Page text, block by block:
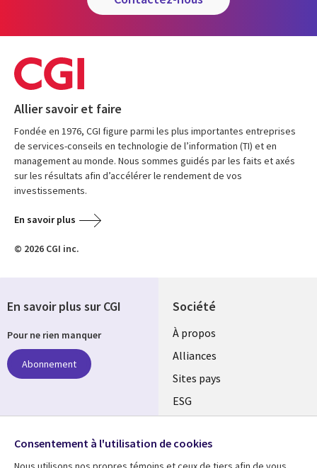
Allier savoir et faire
Fondée en 1976, CGI figure parmi les plus importantes entreprises
de services-conseils en technologie de l’information (TI) et en
management au monde. Nous sommes guidés par les faits et axés
sur les résultats afin d’accélérer le rendement de vos
investissements.
En savoir plus
© 2026 CGI inc.
Société
À propos
Alliances
Sites pays
ESG
Fusions
En savoir plus sur CGI
Pour ne rien manquer
Abonnement
Suivez-nous
Consentement à l'utilisation de cookies